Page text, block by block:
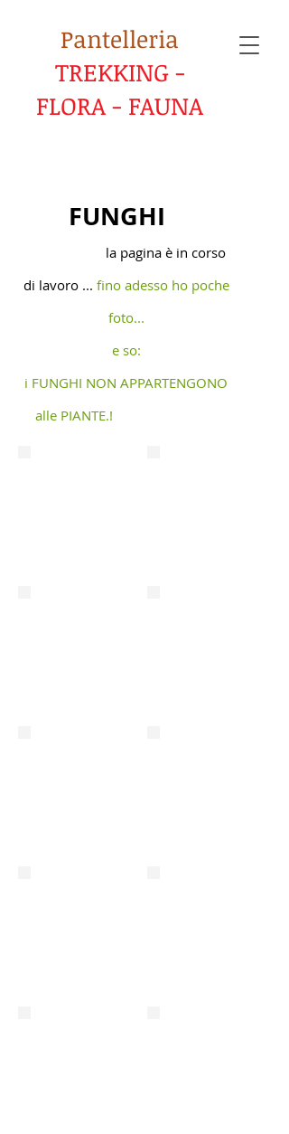
Pantelleria
TREKKING -
FLORA - FAUNA
FUNGHI
la pagina è in corso
di lavoro ... fino adesso ho poche
foto...
e so:
i FUNGHI NON APPARTENGONO
alle PIANTE.!